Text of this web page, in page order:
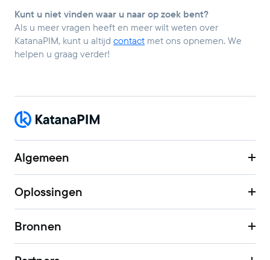
Kunt u niet vinden waar u naar op zoek bent?
Als u meer vragen heeft en meer wilt weten over
KatanaPIM, kunt u altijd contact met ons opnemen. We
helpen u graag verder!
Algemeen
Oplossingen
Bronnen